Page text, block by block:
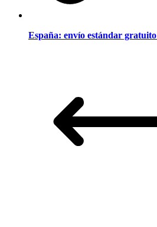
España: envío estándar gratuito